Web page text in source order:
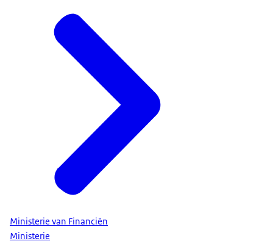
Ministerie van Financiën
Ministerie